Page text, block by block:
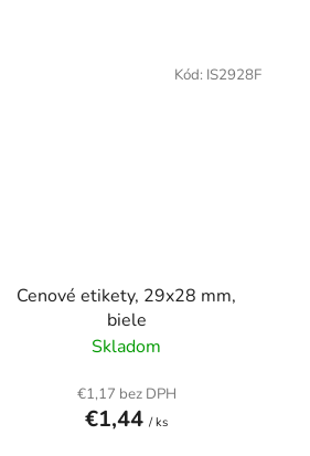
Cenové etikety, 29x28 mm,
biele
Skladom
€1,17 bez DPH
€1,44/ ks
Kód: IS2928F